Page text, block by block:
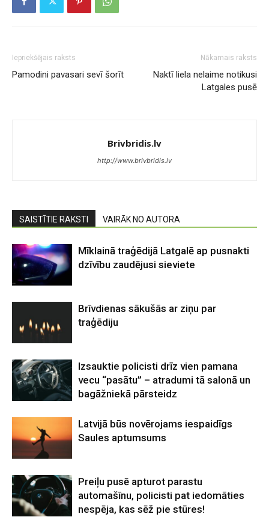
Iepriekšējais raksts
Pamodini pavasari sevī šorīt
Nākamais raksts
Naktī liela nelaime notikusi
Latgales pusē
Brivbridis.lv
http://www.brivbridis.lv
SAISTĪTIE RAKSTI VAIRĀK NO AUTORA
Mīklainā traģēdijā Latgalē ap pusnakti
dzīvību zaudējusi sieviete
Brīvdienas sākušās ar ziņu par
traģēdiju
Izsauktie policisti drīz vien pamana
vecu “pasātu” – atradumi tā salonā un
bagāžniekā pārsteidz
Latvijā būs novērojams iespaidīgs
Saules aptumsums
Preiļu pusē apturot parastu
automašīnu, policisti pat iedomāties
nespēja, kas sēž pie stūres!